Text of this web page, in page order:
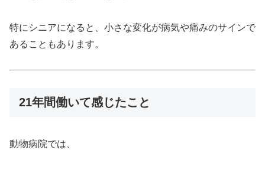
特にシニアになると、小さな変化が病気や痛みのサインで
あることもあります。
21年間働いて感じたこと
動物病院では、